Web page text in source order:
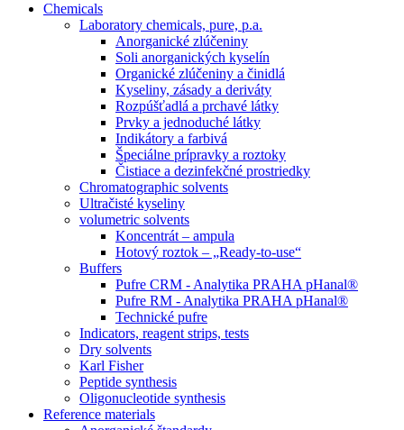
Chemicals
Laboratory chemicals, pure, p.a.
Anorganické zlúčeniny
Soli anorganických kyselín
Organické zlúčeniny a činidlá
Kyseliny, zásady a deriváty
Rozpúšťadlá a prchavé látky
Prvky a jednoduché látky
Indikátory a farbivá
Špeciálne prípravky a roztoky
Čistiace a dezinfekčné prostriedky
Chromatographic solvents
Ultračisté kyseliny
volumetric solvents
Koncentrát – ampula
Hotový roztok – „Ready-to-use“
Buffers
Pufre CRM - Analytika PRAHA pHanal®
Pufre RM - Analytika PRAHA pHanal®
Technické pufre
Indicators, reagent strips, tests
Dry solvents
Karl Fisher
Peptide synthesis
Oligonucleotide synthesis
Reference materials